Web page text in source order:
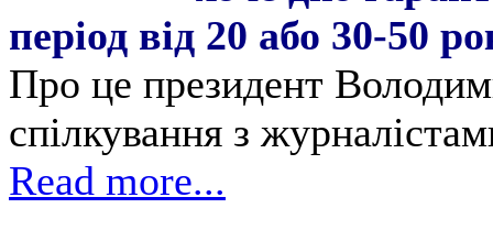
період від 20 або 30-50
Про це президент
спілкування з
Read more...